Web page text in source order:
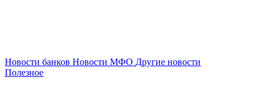
Новости банков Новости МФО Другие новости
Полезное